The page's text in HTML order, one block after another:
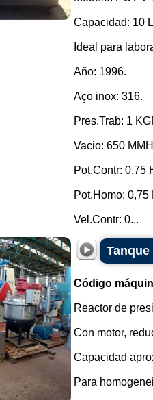
Capacidad: 10
Ideal para
Año: 1996.
Aço inox: 316.
Pres.Trab: 1
Vacio: 650
Pot.Contr: 0,75
Pot.Homo: 0,75
Vel.Contr: 0...
Código
Reactor de
Con motor,
Capacidad
Para